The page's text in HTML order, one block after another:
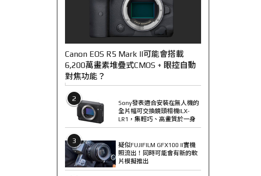
Canon EOS R5 Mark II可能會搭載
6,200萬畫素堆疊式CMOS + 眼控自動
對焦功能？
2
Sony發表適合安裝在無人機的
全片幅可交換鏡頭相機ILX-
LR1，集輕巧、高畫質於一身
3
疑似FUJIFILM GFX100 II實機
照流出！同時可能會有新的軟
片模擬推出